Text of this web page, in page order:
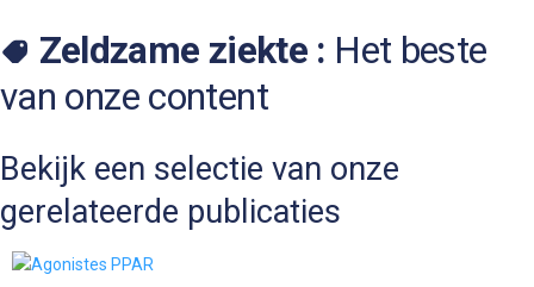
Zeldzame ziekte : Het beste
van onze content
Bekijk een selectie van onze
gerelateerde publicaties